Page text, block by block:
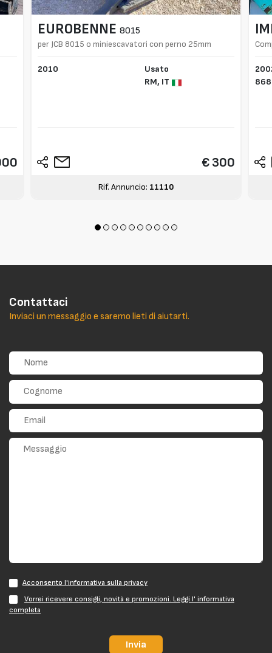
EUROBENNE 8015
per JCB 8015 o miniescavatori con perno 25mm
2010
Usato
RM, IT
€ 300
Rif. Annuncio: 11110
Contattaci
Inviaci un messaggio e saremo lieti di aiutarti.
Acconsento l'informativa sulla privacy
Vorrei ricevere consigli, novità e promozioni. Leggi l' informativa
completa
Invia